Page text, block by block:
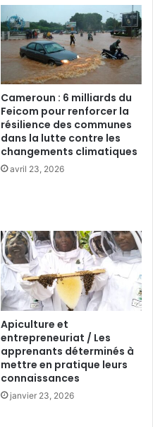
Cameroun : 6 milliards du
Feicom pour renforcer la
résilience des communes
dans la lutte contre les
changements climatiques
avril 23, 2026
Apiculture et
entrepreneuriat / Les
apprenants déterminés à
mettre en pratique leurs
connaissances
janvier 23, 2026